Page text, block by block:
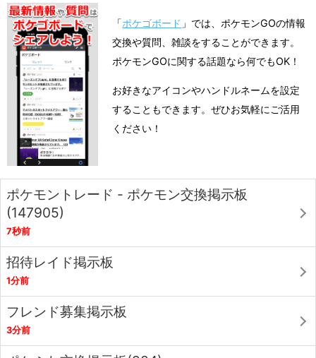
「ポケゴボード 」では、ポケモンGOの情報
交換や質問、雑談をすることができます。
ポケモンGOに関する話題なら何でもOK！
お好きなアイコンやハンドルネームを設定
することもできます。ぜひお気軽にご活用
ください！
ポケモントレード - ポケモン交換掲示板
(147905)
7秒前
招待レイド掲示板
1分前
フレンド募集掲示板
3分前